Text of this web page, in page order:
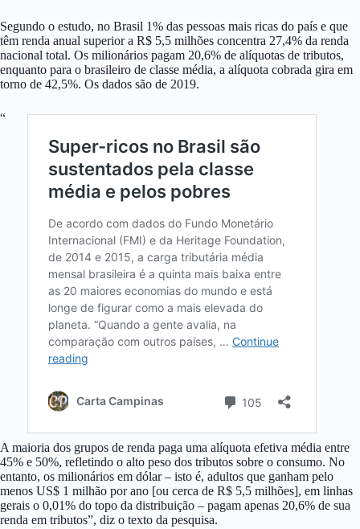
Segundo o estudo, no Brasil 1% das pessoas mais ricas do país e que
têm renda anual superior a R$ 5,5 milhões concentra 27,4% da renda
nacional total. Os milionários pagam 20,6% de alíquotas de tributos,
enquanto para o brasileiro de classe média, a alíquota cobrada gira em
torno de 42,5%. Os dados são de 2019.
“
A maioria dos grupos de renda paga uma alíquota efetiva média entre
45% e 50%, refletindo o alto peso dos tributos sobre o consumo. No
entanto, os milionários em dólar – isto é, adultos que ganham pelo
menos US$ 1 milhão por ano [ou cerca de R$ 5,5 milhões], em linhas
gerais o 0,01% do topo da distribuição – pagam apenas 20,6% de sua
renda em tributos”, diz o texto da pesquisa.